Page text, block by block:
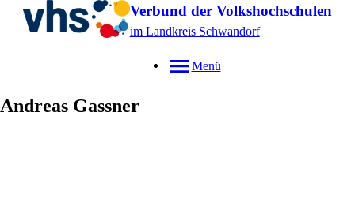
Verbund der Volkshochschulen
im Landkreis Schwandorf
Menü
Andreas Gassner